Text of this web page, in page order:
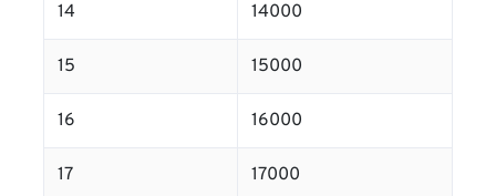
14 14000
15 15000
16 16000
17 17000